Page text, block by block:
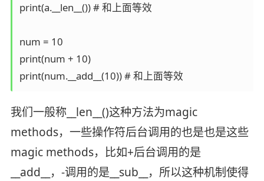
print(a.__len__()) # 和上面等效
num = 10
print(num + 10)
print(num.__add__(10)) # 和上面等效
我们一般称__len__()这种方法为magic
methods，一些操作符后台调用的也是也是这些
magic methods，比如+后台调用的是
__add__，-调用的是__sub__，所以这种机制使得